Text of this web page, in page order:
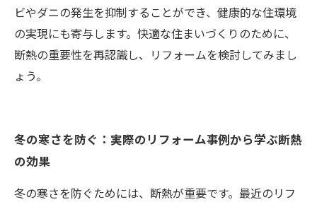
ビやダニの発生を抑制することができ、健康的な住環境
の実現にも寄与します。快適な住まいづくりのために、
断熱の重要性を再認識し、リフォームを検討してみまし
ょう。
冬の寒さを防ぐ：実際のリフォーム事例から学ぶ断熱
の効果
冬の寒さを防ぐためには、断熱が重要です。最近のリフ